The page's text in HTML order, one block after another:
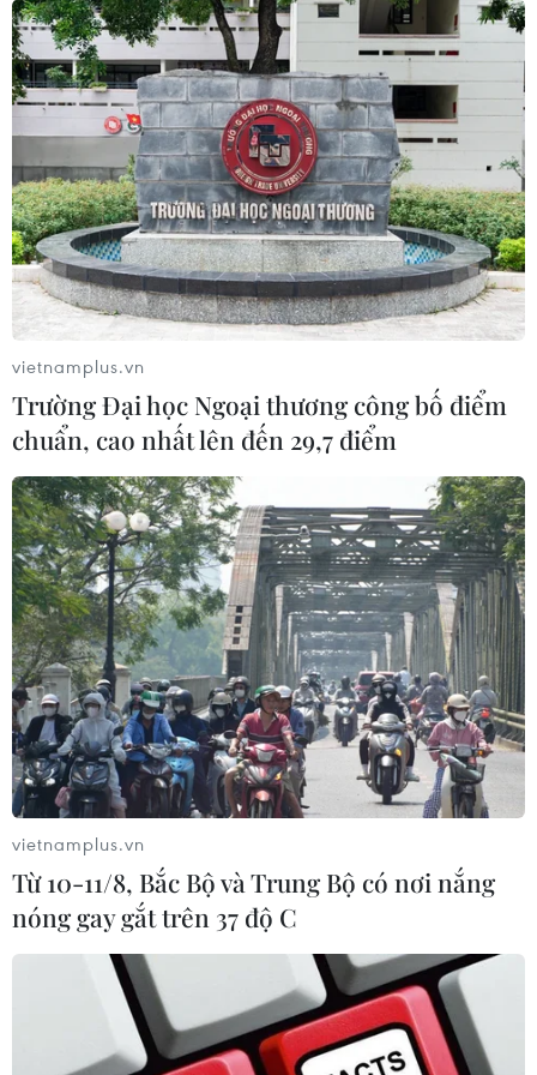
26/05/2026 10:35
Digital Summit Hanoi 2026 quy tụ cơ quan quản lý, các
nhà lãnh đạo doanh nghiệp, nhà đầu tư và chuyên gia
trong hệ sinh thái số để thảo luận về kinh tế số Việt
Nam.
vietnamplus.vn
Trường Đại học Ngoại thương công bố điểm
chuẩn, cao nhất lên đến 29,7 điểm
vietnamplus.vn
Từ 10-11/8, Bắc Bộ và Trung Bộ có nơi nắng
nóng gay gắt trên 37 độ C